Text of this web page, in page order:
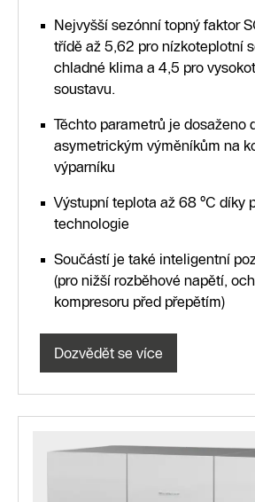
Nejvyšší sezónní topný faktor
třídě až 5,62 pro nízkoteplotní
chladné klima a 4,5 pro
soustavu.
Těchto parametrů je dosaženo
asymetrickým výměníkům na
výparníku
Výstupní teplota až 68 °C díky
technologie
Součástí je také inteligentní
(pro nižší rozběhové napětí,
kompresoru před přepětím)
Dozvědět se více